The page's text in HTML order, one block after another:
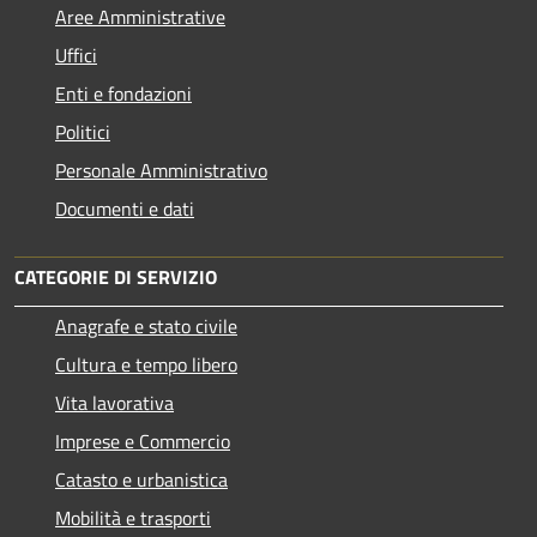
Aree Amministrative
Uffici
Enti e fondazioni
Politici
Personale Amministrativo
Documenti e dati
CATEGORIE DI SERVIZIO
Anagrafe e stato civile
Cultura e tempo libero
Vita lavorativa
Imprese e Commercio
Catasto e urbanistica
Mobilità e trasporti